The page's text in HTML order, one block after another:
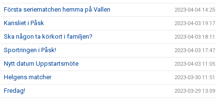
Första seriematchen hemma på Vallen 2023-04-04 14:25
Kansliet i Påsk 2023-04-03 19:17
Ska någon ta körkort i familjen? 2023-04-03 18:11
Sportringen i Påsk! 2023-04-03 17:47
Nytt datum Uppstartsmöte 2023-04-03 11:05
Helgens matcher 2023-03-30 11:51
Fredag! 2023-03-29 13:09